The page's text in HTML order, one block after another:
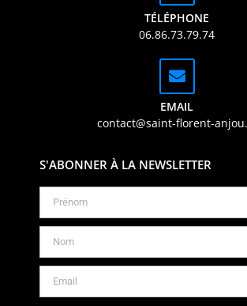
TÉLÉPHONE
06.86.73.79.74
EMAIL
contact@saint-florent-
S'ABONNER À LA NEWSLETTER